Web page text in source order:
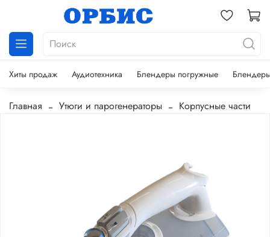
Хиты продаж Аудиотехника Блендеры погружные
Главная Утюги и парогенераторы Корпусные части